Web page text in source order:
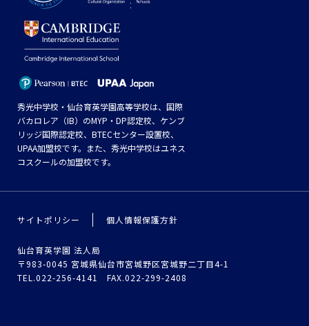
秀光中学校・仙台育英学園高等学校は、国際
バカロレア（IB）のMYP・DP認定校、ケンブ
リッジ国際認定校、BTECセンター設置校、
UPAA加盟校です。また、秀光中学校はユネス
コスクールの加盟校です。
サイトポリシー 個人情報保護方針
仙台育英学園 法人局
〒983-0045 宮城県仙台市宮城野区宮城野二丁目4-1
TEL.022-256-4141 FAX.022-299-2408